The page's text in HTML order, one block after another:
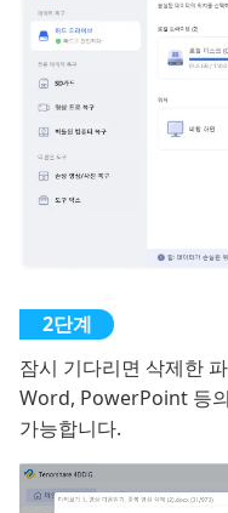
잠시 기다리면 삭제한
Word, PowerPoint 등
가능합니다.